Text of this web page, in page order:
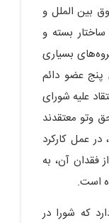
بین الملل و
بسته و
بسیاری
پنج عضو دائم
علیه شورای
وتو معتقدند
عمل کارکرد
فقدان آن، به
است.
که شورا در